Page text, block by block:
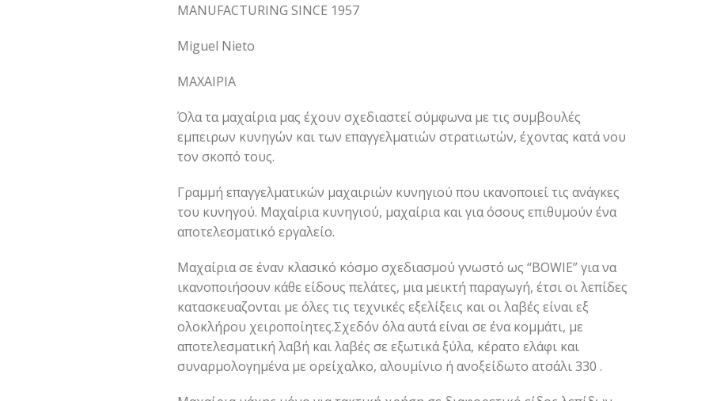
MANUFACTURING SINCE 1957
Miguel Nieto
ΜΑΧΑΙΡΙΑ
Όλα τα μαχαίρια μας έχουν σχεδιαστεί σύμφωνα με τις συμβουλές
εμπειρων κυνηγών και των επαγγελματιών στρατιωτών, έχοντας κατά νου
τον σκοπό τους.
Γραμμή επαγγελματικών μαχαιριών κυνηγιού που ικανοποιεί τις ανάγκες
του κυνηγού. Μαχαίρια κυνηγιού, μαχαίρια και για όσους επιθυμούν ένα
αποτελεσματικό εργαλείο.
Μαχαίρια σε έναν κλασικό κόσμο σχεδιασμού γνωστό ως “BOWIE” για να
ικανοποιήσουν κάθε είδους πελάτες, μια μεικτή παραγωγή, έτσι οι λεπίδες
κατασκευαζονται με όλες τις τεχνικές εξελίξεις και οι λαβές είναι εξ
ολοκλήρου χειροποίητες.Σχεδόν όλα αυτά είναι σε ένα κομμάτι, με
αποτελεσματική λαβή και λαβές σε εξωτικά ξύλα, κέρατο ελάφι και
συναρμολογημένα με ορείχαλκο, αλουμίνιο ή ανοξείδωτο ατσάλι 330 .